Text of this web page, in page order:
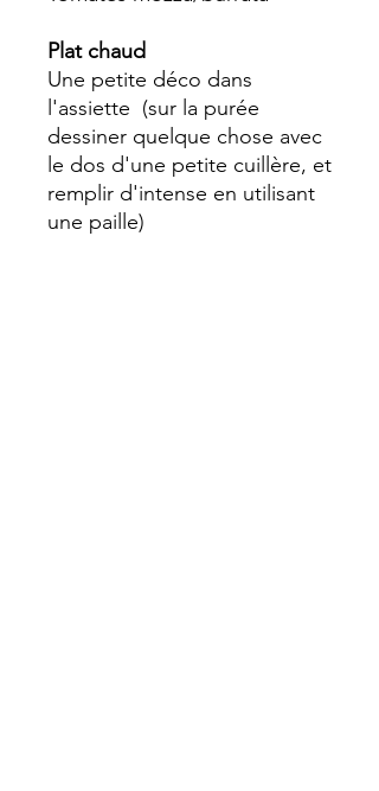
Plat chaud
Une petite déco dans
l'assiette (sur la purée
dessiner quelque chose avec
le dos d'une petite cuillère, et
remplir d'intense en utilisant
une paille)